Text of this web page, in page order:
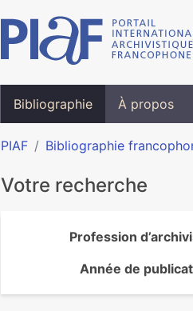
Bibliographie À propos
PIAF Bibliographie
Votre recherche
Profession
Année de